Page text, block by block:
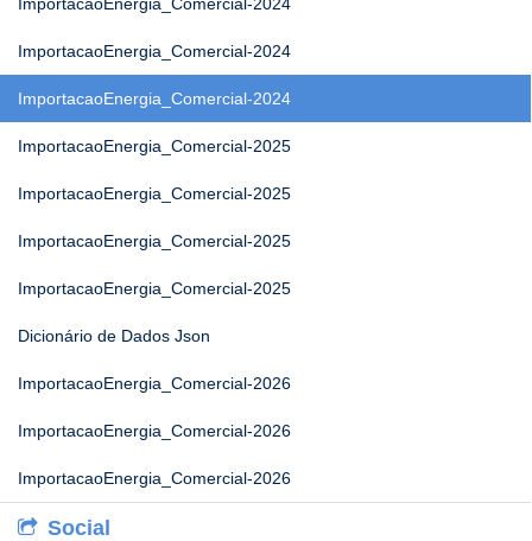
ImportacaoEnergia_Comercial-2024
ImportacaoEnergia_Comercial-2024
ImportacaoEnergia_Comercial-2025
ImportacaoEnergia_Comercial-2025
ImportacaoEnergia_Comercial-2025
ImportacaoEnergia_Comercial-2025
Dicionário de Dados Json
ImportacaoEnergia_Comercial-2026
ImportacaoEnergia_Comercial-2026
ImportacaoEnergia_Comercial-2026
Social